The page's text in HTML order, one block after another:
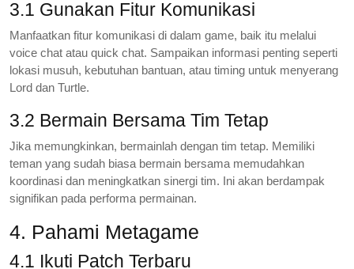
3.1 Gunakan Fitur Komunikasi
Manfaatkan fitur komunikasi di dalam game, baik itu melalui
voice chat atau quick chat. Sampaikan informasi penting seperti
lokasi musuh, kebutuhan bantuan, atau timing untuk menyerang
Lord dan Turtle.
3.2 Bermain Bersama Tim Tetap
Jika memungkinkan, bermainlah dengan tim tetap. Memiliki
teman yang sudah biasa bermain bersama memudahkan
koordinasi dan meningkatkan sinergi tim. Ini akan berdampak
signifikan pada performa permainan.
4. Pahami Metagame
4.1 Ikuti Patch Terbaru